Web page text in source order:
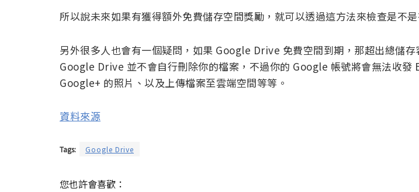
所以說未來如果有獲得額外免費儲存空間獎勵，就可以透過這方法來檢查是不是
另外很多人也會有一個疑問，如果 Google Drive 免費空間到期，那超出總儲存
Google Drive 並不會自行刪除你的檔案，不過你的 Google 帳號將會無法收發
Google+ 的照片、以及上傳檔案至雲端空間等等。
資料來源
Tags: Google Drive
您也許會喜歡：